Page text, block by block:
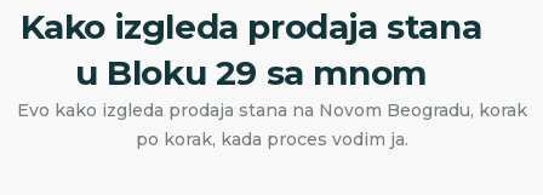
Kako izgleda prodaja stana
u Bloku 29 sa mnom
Evo kako izgleda prodaja stana na Novom Beogradu, korak
po korak, kada proces vodim ja.